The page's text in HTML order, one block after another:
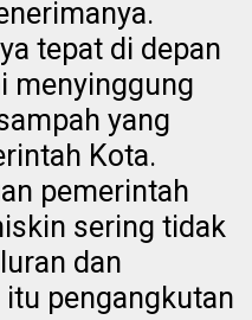
tepat di depan
menyinggung
yang
Kota.
pemerintah
sering tidak
dan
itu pengangkutan